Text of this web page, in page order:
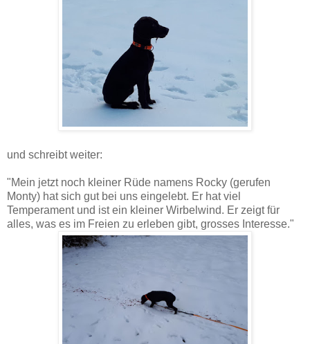
und schreibt weiter:
"Mein jetzt noch kleiner Rüde namens Rocky (gerufen
Monty) hat sich gut bei uns eingelebt. Er hat viel
Temperament und ist ein kleiner Wirbelwind. Er zeigt für
alles, was es im Freien zu erleben gibt, grosses Interesse."